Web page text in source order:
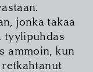
jonka takaa
tyylipuhdas
ammoin, kun